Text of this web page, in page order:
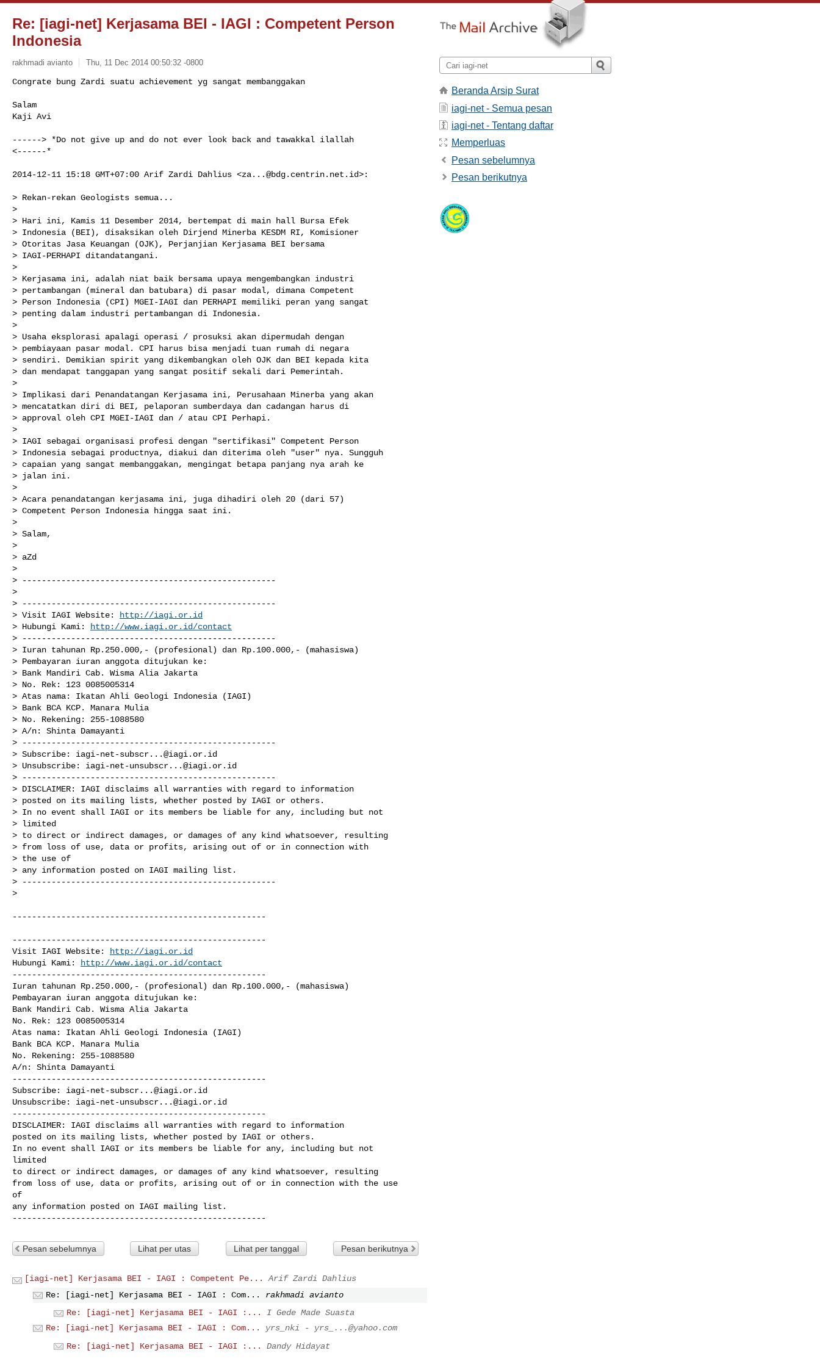
Re: [iagi-net] Kerjasama BEI - IAGI : Competent Person
Indonesia
rakhmadi avianto Thu, 11 Dec 2014 00:50:32 -0800
Congrate bung Zardi suatu achievement yg sangat membanggakan
Salam
Kaji Avi
------> *Do not give up and do not ever look back and tawakkal ilallah
<------*
2014-12-11 15:18 GMT+07:00 Arif Zardi Dahlius <za...@bdg.centrin.net.id>:
> Rekan-rekan Geologists semua...
>
> Hari ini, Kamis 11 Desember 2014, bertempat di main hall Bursa Efek
> Indonesia (BEI), disaksikan oleh Dirjend Minerba KESDM RI, Komisioner
> Otoritas Jasa Keuangan (OJK), Perjanjian Kerjasama BEI bersama
> IAGI-PERHAPI ditandatangani.
>
> Kerjasama ini, adalah niat baik bersama upaya mengembangkan industri
> pertambangan (mineral dan batubara) di pasar modal, dimana Competent
> Person Indonesia (CPI) MGEI-IAGI dan PERHAPI memiliki peran yang sangat
> penting dalam industri pertambangan di Indonesia.
>
> Usaha eksplorasi apalagi operasi / prosuksi akan dipermudah dengan
> pembiayaan pasar modal. CPI harus bisa menjadi tuan rumah di negara
> sendiri. Demikian spirit yang dikembangkan oleh OJK dan BEI kepada kita
> dan mendapat tanggapan yang sangat positif sekali dari Pemerintah.
>
> Implikasi dari Penandatangan Kerjasama ini, Perusahaan Minerba yang akan
> mencatatkan diri di BEI, pelaporan sumberdaya dan cadangan harus di
> approval oleh CPI MGEI-IAGI dan / atau CPI Perhapi.
>
> IAGI sebagai organisasi profesi dengan "sertifikasi" Competent Person
> Indonesia sebagai productnya, diakui dan diterima oleh "user" nya. Sungguh
> capaian yang sangat membanggakan, mengingat betapa panjang nya arah ke
> jalan ini.
>
> Acara penandatangan kerjasama ini, juga dihadiri oleh 20 (dari 57)
> Competent Person Indonesia hingga saat ini.
>
> Salam,
>
> aZd
>
> ----------------------------------------------------
>
> ----------------------------------------------------
> Visit IAGI Website:
http://iagi.or.id
> Hubungi Kami:
http://www.iagi.or.id/contact
> ----------------------------------------------------
> Iuran tahunan Rp.250.000,- (profesional) dan Rp.100.000,- (mahasiswa)
> Pembayaran iuran anggota ditujukan ke:
> Bank Mandiri Cab. Wisma Alia Jakarta
> No. Rek: 123 0085005314
> Atas nama: Ikatan Ahli Geologi Indonesia (IAGI)
> Bank BCA KCP. Manara Mulia
> No. Rekening: 255-1088580
> A/n: Shinta Damayanti
> ----------------------------------------------------
> Subscribe: iagi-net-subscr...@iagi.or.id
> Unsubscribe: iagi-net-unsubscr...@iagi.or.id
> ----------------------------------------------------
> DISCLAIMER: IAGI disclaims all warranties with regard to information
> posted on its mailing lists, whether posted by IAGI or others.
> In no event shall IAGI or its members be liable for any, including but not
> limited
> to direct or indirect damages, or damages of any kind whatsoever, resulting
> from loss of use, data or profits, arising out of or in connection with
> the use of
> any information posted on IAGI mailing list.
> ----------------------------------------------------
>
----------------------------------------------------
----------------------------------------------------
Visit IAGI Website:
http://iagi.or.id
Hubungi Kami:
http://www.iagi.or.id/contact
----------------------------------------------------
Iuran tahunan Rp.250.000,- (profesional) dan Rp.100.000,- (mahasiswa)
Pembayaran iuran anggota ditujukan ke:
Bank Mandiri Cab. Wisma Alia Jakarta
No. Rek: 123 0085005314
Atas nama: Ikatan Ahli Geologi Indonesia (IAGI)
Bank BCA KCP. Manara Mulia
No. Rekening: 255-1088580
A/n: Shinta Damayanti
----------------------------------------------------
Subscribe: iagi-net-subscr...@iagi.or.id
Unsubscribe: iagi-net-unsubscr...@iagi.or.id
----------------------------------------------------
DISCLAIMER: IAGI disclaims all warranties with regard to information
posted on its mailing lists, whether posted by IAGI or others.
In no event shall IAGI or its members be liable for any, including but not
limited
to direct or indirect damages, or damages of any kind whatsoever, resulting
from loss of use, data or profits, arising out of or in connection with the use
of
any information posted on IAGI mailing list.
----------------------------------------------------
Pesan sebelumnya Lihat per utas Lihat per tanggal Pesan berikutnya
[iagi-net] Kerjasama BEI - IAGI : Competent Pe...
Arif Zardi Dahlius
Re: [iagi-net] Kerjasama BEI - IAGI : Com...
rakhmadi avianto
Re: [iagi-net] Kerjasama BEI - IAGI :...
I Gede Made Suasta
Re: [iagi-net] Kerjasama BEI - IAGI : Com...
yrs_nki - yrs_...@yahoo.com
Re: [iagi-net] Kerjasama BEI - IAGI :...
Dandy Hidayat
Beranda Arsip Surat
iagi-net - Semua pesan
iagi-net - Tentang daftar
Memperluas
Pesan sebelumnya
Pesan berikutnya